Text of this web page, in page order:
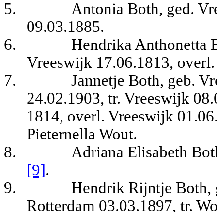
5.
Antonia Both, ged.
09.03.1885.
6.
Hendrika Anthonetta
Vreeswijk 17.06.1813,
7.
Jannetje Both, geb.
24.02.1903, tr. Vreeswijk
1814, overl. Vreeswijk
Pieternella Wout.
8.
Adriana Elisabeth
[9].
9.
Hendrik Rijntje Both,
Rotterdam 03.03.1897, tr.